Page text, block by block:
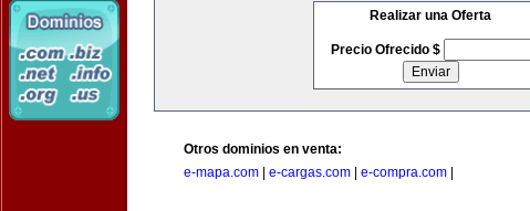
Realizar una Oferta
Precio Ofrecido $
Otros dominios en venta:
e-mapa.com
e-cargas.com e-compra.com